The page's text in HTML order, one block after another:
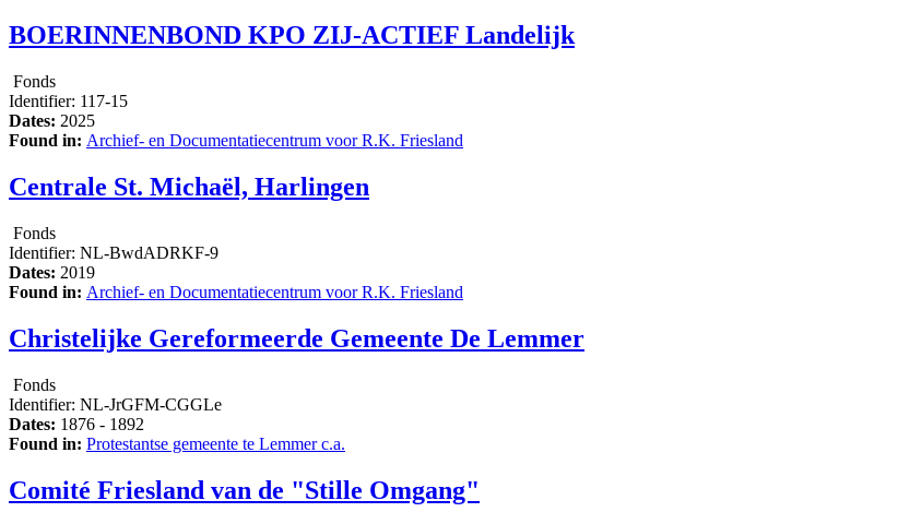
BOERINNENBOND KPO ZIJ-ACTIEF Landelijk
Fonds
Identifier: 117-15
Dates: 2025
Found in: Archief- en Documentatiecentrum voor R.K. Friesland
Centrale St. Michaël, Harlingen
Fonds
Identifier: NL-BwdADRKF-9
Dates: 2019
Found in: Archief- en Documentatiecentrum voor R.K. Friesland
Christelijke Gereformeerde Gemeente De Lemmer
Fonds
Identifier: NL-JrGFM-CGGLe
Dates: 1876 - 1892
Found in: Protestantse gemeente te Lemmer c.a.
Comité Friesland van de "Stille Omgang"